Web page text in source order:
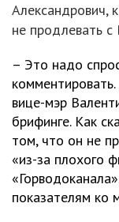
Александрович,
не продлевать с
– Это надо
вице-мэр
брифинге. Как
том, что он не
«из-за плохого
показателям ко